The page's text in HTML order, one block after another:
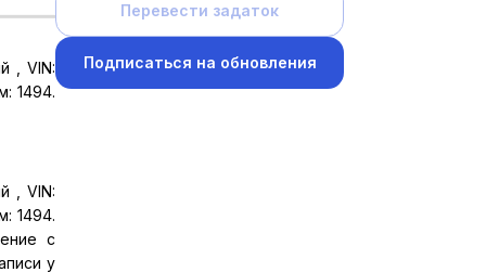
, VIN:
1494.
, VIN:
1494.
с
у
Перевести задаток
Подписаться на обновления